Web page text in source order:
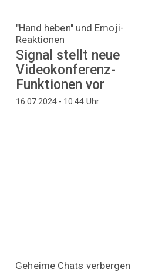
"Hand heben" und Emoji-
Reaktionen
Signal stellt neue
Videokonferenz-
Funktionen vor
16.07.2024 - 10:44Uhr
Geheime Chats verbergen